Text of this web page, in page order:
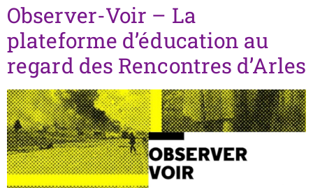
Observer-Voir – La
plateforme d’éducation au
regard des Rencontres d’Arles